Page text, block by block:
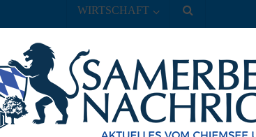
WIRTSCHAFT